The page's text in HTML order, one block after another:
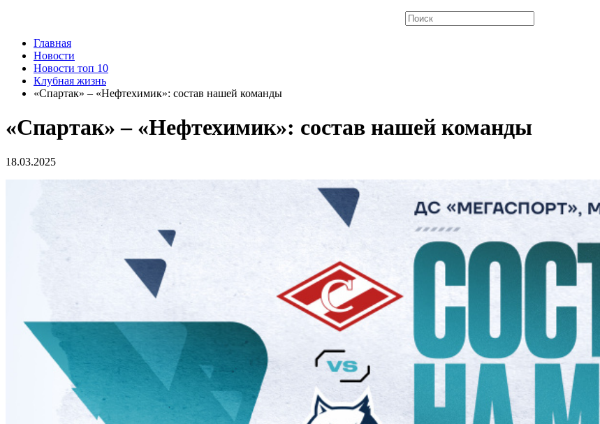
Главная
Новости
Новости топ 10
Клубная жизнь
«Спартак» – «Нефтехимик»: состав нашей команды
«Спартак» – «Нефтехимик»: состав нашей команды
18.03.2025